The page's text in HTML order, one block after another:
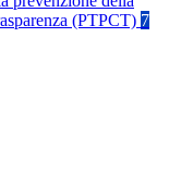
(PTPCT) 7